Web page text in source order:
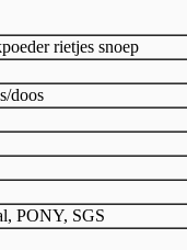
rietjes snoep
doos
PONY, SGS